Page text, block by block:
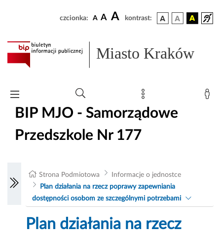
czcionka: A A A kontrast:
Miasto Kraków
BIP MJO - Samorządowe
Przedszkole Nr 177
Strona Podmiotowa
Informacje o jednostce
Plan działania na rzecz poprawy zapewniania
dostępności osobom ze szczególnymi potrzebami
Plan działania na rzecz